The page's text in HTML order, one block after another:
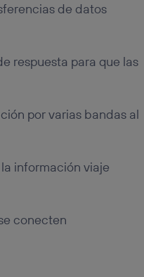
de datos
respuesta para que las
por varias bandas al
información viaje
conecten